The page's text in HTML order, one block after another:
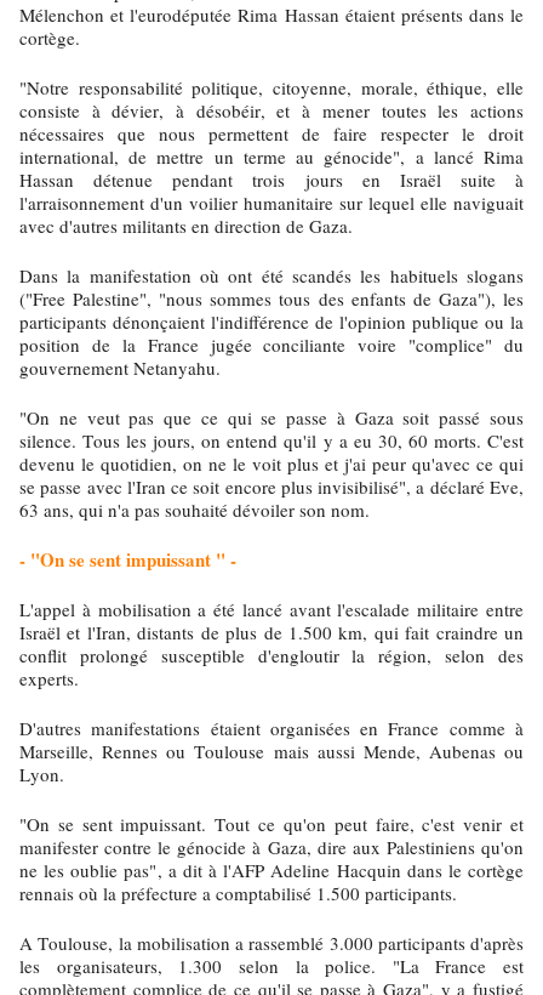
Mélenchon et l'eurodéputée Rima Hassan étaient présents dans le
cortège.
"Notre responsabilité politique, citoyenne, morale, éthique, elle
consiste à dévier, à désobéir, et à mener toutes les actions
nécessaires que nous permettent de faire respecter le droit
international, de mettre un terme au génocide", a lancé Rima
Hassan détenue pendant trois jours en Israël suite à
l'arraisonnement d'un voilier humanitaire sur lequel elle naviguait
avec d'autres militants en direction de Gaza.
Dans la manifestation où ont été scandés les habituels slogans
("Free Palestine", "nous sommes tous des enfants de Gaza"), les
participants dénonçaient l'indifférence de l'opinion publique ou la
position de la France jugée conciliante voire "complice" du
gouvernement Netanyahu.
"On ne veut pas que ce qui se passe à Gaza soit passé sous
silence. Tous les jours, on entend qu'il y a eu 30, 60 morts. C'est
devenu le quotidien, on ne le voit plus et j'ai peur qu'avec ce qui
se passe avec l'Iran ce soit encore plus invisibilisé", a déclaré Eve,
63 ans, qui n'a pas souhaité dévoiler son nom.
- "On se sent impuissant " -
L'appel à mobilisation a été lancé avant l'escalade militaire entre
Israël et l'Iran, distants de plus de 1.500 km, qui fait craindre un
conflit prolongé susceptible d'engloutir la région, selon des
experts.
D'autres manifestations étaient organisées en France comme à
Marseille, Rennes ou Toulouse mais aussi Mende, Aubenas ou
Lyon.
"On se sent impuissant. Tout ce qu'on peut faire, c'est venir et
manifester contre le génocide à Gaza, dire aux Palestiniens qu'on
ne les oublie pas", a dit à l'AFP Adeline Hacquin dans le cortège
rennais où la préfecture a comptabilisé 1.500 participants.
A Toulouse, la mobilisation a rassemblé 3.000 participants d'après
les organisateurs, 1.300 selon la police. "La France est
complètement complice de ce qu'il se passe à Gaza", y a fustigé